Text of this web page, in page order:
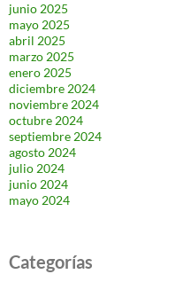
junio 2025
mayo 2025
abril 2025
marzo 2025
enero 2025
diciembre 2024
noviembre 2024
octubre 2024
septiembre 2024
agosto 2024
julio 2024
junio 2024
mayo 2024
Categorías